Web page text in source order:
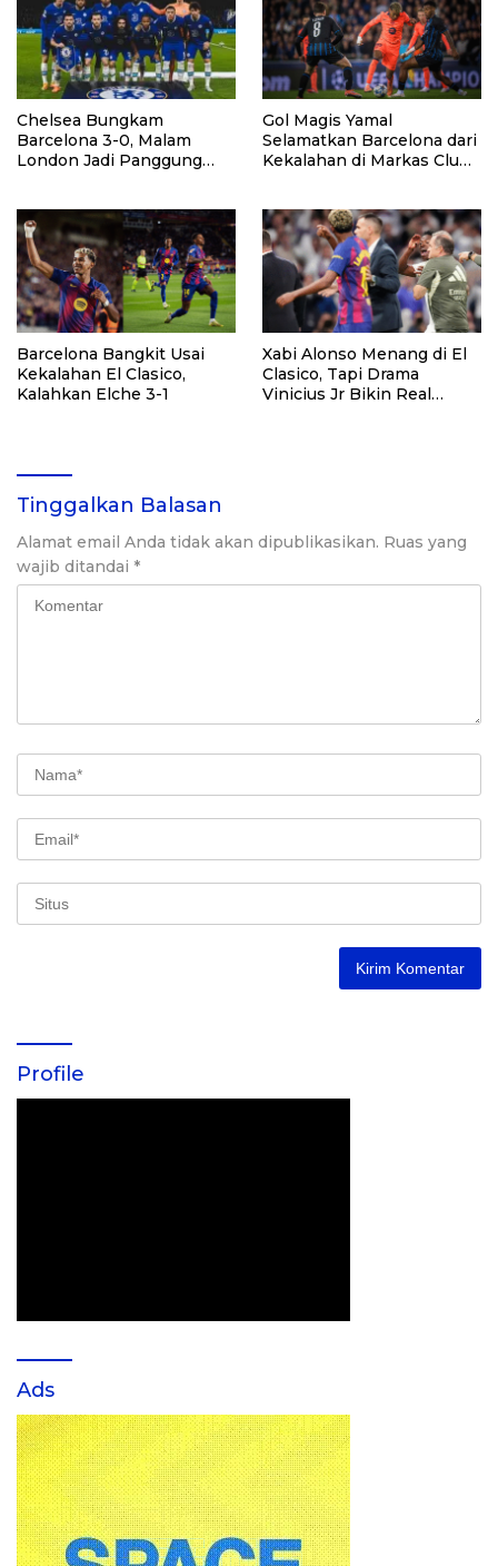
Chelsea Bungkam
Barcelona 3-0, Malam
London Jadi Panggung
Gol Magis Yamal
Selamatkan Barcelona dari
Kekalahan di Markas Club
Barcelona Bangkit Usai
Kekalahan El Clasico,
Kalahkan Elche 3-1
Xabi Alonso Menang di El
Clasico, Tapi Drama
Vinicius Jr Bikin Real
Tinggalkan Balasan
Alamat email Anda tidak akan dipublikasikan. Ruas yang
wajib ditandai *
Profile
Ads